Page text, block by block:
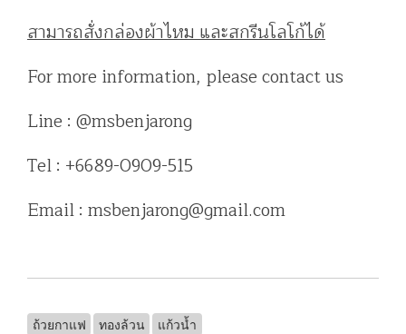
สามารถสั่งกล่องผ้าไหม และสกรีนโลโก้ได้
For more information, please contact us
Line : @msbenjarong
Tel : +6689-0909-515
Email : msbenjarong@gmail.com
ถ้วยกาแฟ ทองล้วน แก้วน้ำ